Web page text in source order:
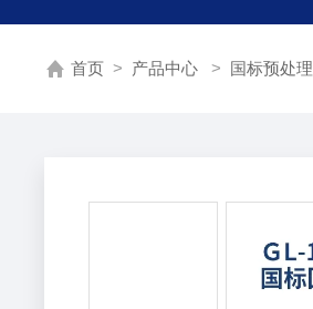
首页 > 产品中心 > 国标预处理